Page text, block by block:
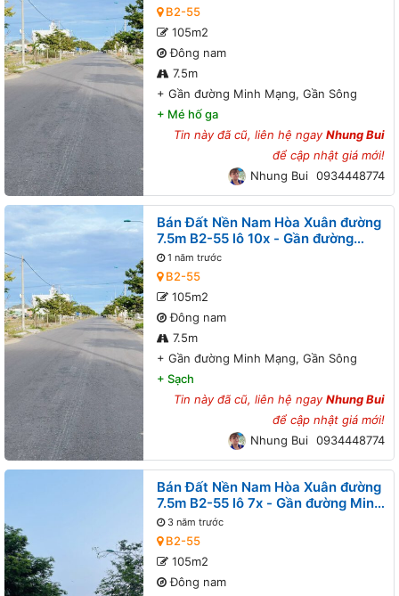
B2-55
105m2
Đông nam
7.5m
+ Gần đường Minh Mạng, Gần Sông
+ Mé hố ga
Tin này đã cũ, liên hệ ngayNhung Bui
để cập nhật giá mới!
Nhung Bui 0934448774
Bán Đất Nền Nam Hòa Xuân đường
7.5m B2-55 lô 10x - Gần đường
Minh Mạng, Gần Sông
1 năm trước
B2-55
105m2
Đông nam
7.5m
+ Gần đường Minh Mạng, Gần Sông
+ Sạch
Tin này đã cũ, liên hệ ngayNhung Bui
để cập nhật giá mới!
Nhung Bui 0934448774
Bán Đất Nền Nam Hòa Xuân đường
7.5m B2-55 lô 7x - Gần đường Minh
Mạng, Gần Sông
3 năm trước
B2-55
105m2
Đông nam